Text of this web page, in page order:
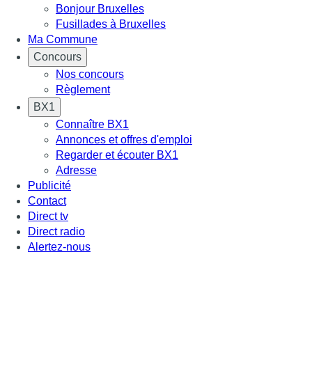
Bonjour Bruxelles
Fusillades à Bruxelles
Ma Commune
Concours
Nos concours
Règlement
BX1
Connaître BX1
Annonces et offres d'emploi
Regarder et écouter BX1
Adresse
Publicité
Contact
Direct tv
Direct radio
Alertez-nous